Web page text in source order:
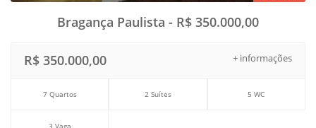
Bragança Paulista - R$ 350.000,00
+ informações
R$ 350.000,00
7 Quartos 2 Suítes 5 WC